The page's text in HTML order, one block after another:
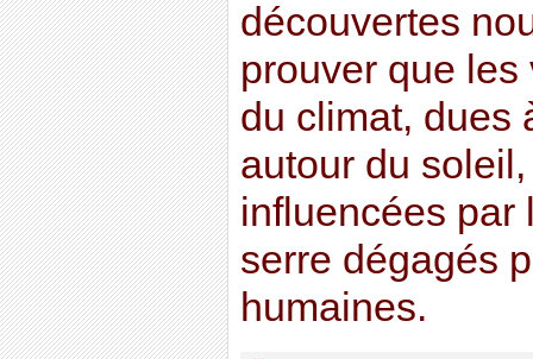
découvertes
prouver que
du climat, dues
autour du
influencées par
serre dégagés
humaines.